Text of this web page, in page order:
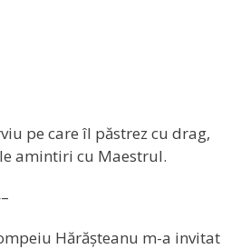
pe care îl păstrez cu drag,
amintiri cu Maestrul.
Hărășteanu m-a invitat